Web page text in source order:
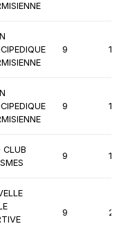
9 1ère
9 1ère
CLUB
9 1ère
9